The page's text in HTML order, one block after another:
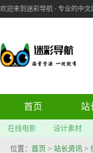
欢迎来到迷彩导航 - 专业的中
首页 站
在线电影 设计素材
位置： 首页 > 站长资讯 >